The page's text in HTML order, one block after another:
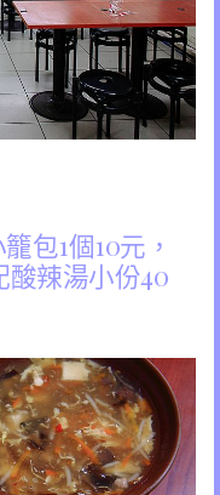
包1個10元，
酸辣湯小份40